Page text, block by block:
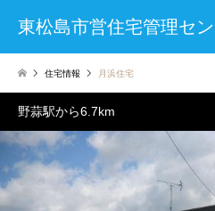
東松島市営住宅管理セ
住宅情報 月浜住宅
野蒜駅から6.7km